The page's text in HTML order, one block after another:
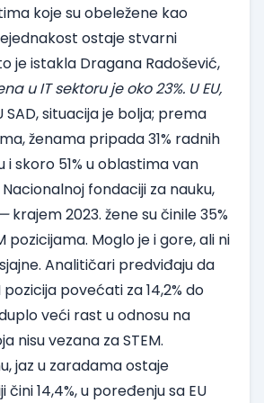
koje su obeležene kao
ostaje stvarni
je istakla Dragana Radošević,
u IT sektoru je oko 23%. U EU,
SAD, situacija je bolja; prema
ženama pripada 31% radnih
i skoro 51% u oblastima van
Nacionalnoj fondaciji za nauku,
krajem 2023. žene su činile 35%
pozicijama. Moglo je i gore, ali ni
Analitičari predviđaju da
pozicija povećati za 14,2% do
veći rast u odnosu na
nisu vezana za STEM.
jaz u zaradama ostaje
čini 14,4%, u poređenju sa EU